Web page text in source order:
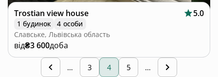
Trostian view house 5.0
1 будинок
4 особи
Славське, Львівська область
від₴3 600доба
… 3 4 5 …